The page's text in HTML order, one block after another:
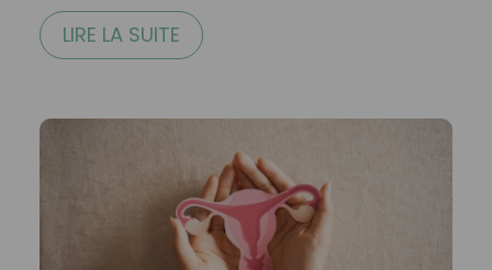
LIRE LA SUITE